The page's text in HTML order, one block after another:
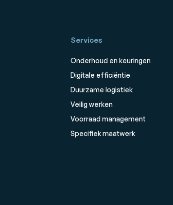
Services
Onderhoud en keuringen
Digitale efficiëntie
Duurzame logistiek
Veilig werken
Voorraad management
Specifiek maatwerk